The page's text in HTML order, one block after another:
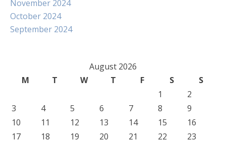
November 2024
October 2024
September 2024
August 2026
M
T W T F S
S
1
2
3
4 5 6 7 8
9
10
11 12 13 14 15
16
17
18 19 20 21 22
23